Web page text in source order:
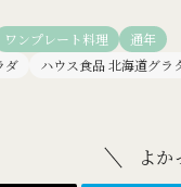
ワンプレート料理
通年
ダ
ハウス食品 北海道グラ
よか